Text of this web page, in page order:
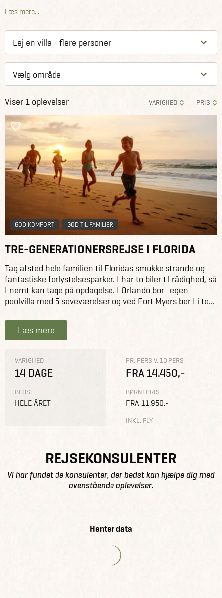
rejse, hvor I har jeres egen private villa i USA under jeres
Har I andre ønsker til jeres rejse til USA i forhold til
overnatning, transfers, dagsture eller andet, så hjælper vi
naturligvis også med det. Kontakt os og hør mere.
Læs mere...
VARIGHED PRIS
Viser 1 oplevelser
GOD KOMFORT GOD TIL FAMILIER
TRE-GENERATIONERSREJSE I FLORIDA
Tag afsted hele familien til Floridas smukke strande og
fantastiske forlystelsesparker. I har to biler til rådighed, så
I nemt kan tage på opdagelse. I Orlando bor i egen
poolvilla med 5 soveværelser og ved Fort Myers bor I i to...
Læs mere
VARIGHED
14 DAGE
BEDST
HELE ÅRET
PR. PERS V. 10 PERS
FRA 14.450,-
BØRNEPRIS
FRA 11.950,-
INKL. FLY
REJSEKONSULENTER
Vi har fundet de konsulenter, der bedst kan hjælpe dig med
ovenstående oplevelser.
Henter data